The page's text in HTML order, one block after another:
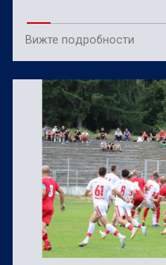
Вижте подробности